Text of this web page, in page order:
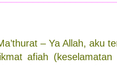
– Ya Allah, aku
afiah